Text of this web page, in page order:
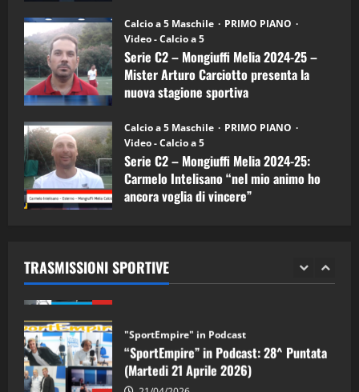
Calcio a 5 Maschile
PRIMO PIANO
Video - Calcio a 5
Serie C2 – Mongiuffi Melia 2024-25 –
Mister Arturo Carciotto presenta la
nuova stagione sportiva
Calcio a 5 Maschile
PRIMO PIANO
Video - Calcio a 5
Serie C2 – Mongiuffi Melia 2024-25:
Carmelo Intelisano “nel mio animo ho
ancora voglia di vincere”
TRASMISSIONI SPORTIVE
5
“SportEmpire” in Podcast: 26^ Puntata
(Martedi 07 Aprile 2026)
08/04/2026
1
“SportEmpire” in Podcast: 30^ Puntata
(Martedi 05 Maggio 2026)
08/05/2026
2 28/04/2026
3
“SportEmpire” in Podcast: 28^ Puntata
(Martedi 21 Aprile 2026)
21/04/2026